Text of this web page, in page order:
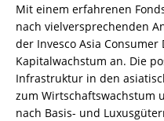
Mit einem erfahrenen
nach vielversprechenden
der Invesco Asia
Kapitalwachstum an. Die
Infrastruktur in den
zum Wirtschaftswachstum
nach Basis- und